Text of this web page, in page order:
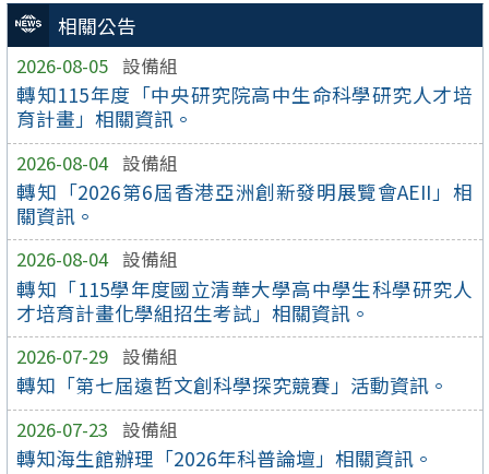
相關公告
2026-08-05 設備組
轉知115年度「中央研究院高中生命科學研究人才培
育計畫」相關資訊。
2026-08-04 設備組
轉知「2026第6屆香港亞洲創新發明展覽會AEII」相
關資訊。
2026-08-04 設備組
轉知「115學年度國立清華大學高中學生科學研究人
才培育計畫化學組招生考試」相關資訊。
2026-07-29 設備組
轉知「第七屆遠哲文創科學探究競賽」活動資訊。
2026-07-23 設備組
轉知海生館辦理「2026年科普論壇」相關資訊。